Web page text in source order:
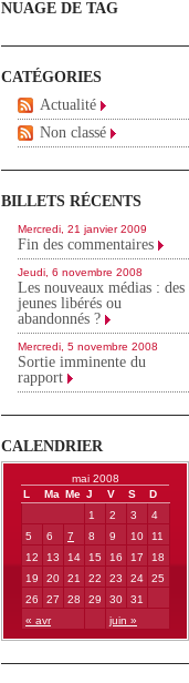
NUAGE DE TAG
CATÉGORIES
Actualité
Non classé
BILLETS RÉCENTS
Mercredi, 21 janvier 2009
Fin des commentaires
Jeudi, 6 novembre 2008
Les nouveaux médias : des
jeunes libérés ou
abandonnés ?
Mercredi, 5 novembre 2008
Sortie imminente du
rapport
CALENDRIER
mai 2008
L
Ma Me J V S D
« avr juin »
1 2 3
4
5
6 7 8 9 10
11
12
13 14 15 16 17
18
19
20 21 22 23 24
25
26
27 28 29 30 31